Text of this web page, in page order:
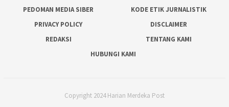
PEDOMAN MEDIA SIBER
KODE ETIK JURNALISTIK
PRIVACY POLICY
DISCLAIMER
REDAKSI
TENTANG KAMI
HUBUNGI KAMI
Copyright 2024 Harian Merdeka Post